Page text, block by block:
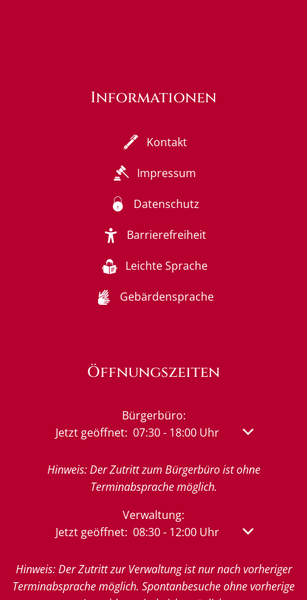
Informationen
Kontakt
Impressum
Datenschutz
Barrierefreiheit
Leichte Sprache
Gebärdensprache
Öffnungszeiten
Bürgerbüro:
Klicken, um weitere Öffnungs- oder
Jetzt geöffnet: 07:30- 18:00Uhr Von 07:30
Hinweis: Der Zutritt zum Bürgerbüro ist ohne
Terminabsprache möglich.
Verwaltung:
Klicken, um weitere Öffnungs- oder
Jetzt geöffnet: 08:30- 12:00Uhr Von 08:30
Hinweis: Der Zutritt zur Verwaltung ist nur nach vorheriger
Terminabsprache möglich. Spontanbesuche ohne vorherige